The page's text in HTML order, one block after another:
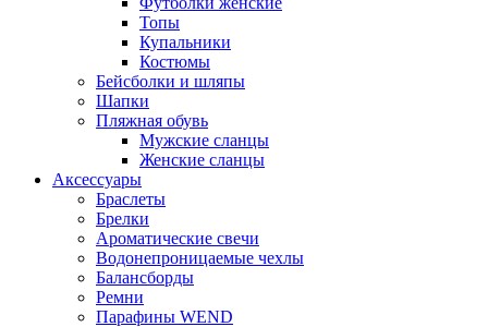
Топы
Купальники
Костюмы
Бейсболки и шляпы
Шапки
Пляжная обувь
Мужские сланцы
Женские сланцы
Аксессуары
Браслеты
Брелки
Ароматические свечи
Водонепроницаемые чехлы
Балансборды
Ремни
Парафины WEND